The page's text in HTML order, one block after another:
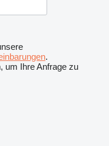
.
um Ihre Anfrage zu